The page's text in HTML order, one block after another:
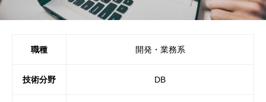
職種 開発・業務系
技術分野 DB